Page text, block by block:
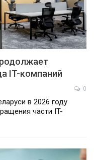
IT-компаний
0
в 2026 году
части IT-